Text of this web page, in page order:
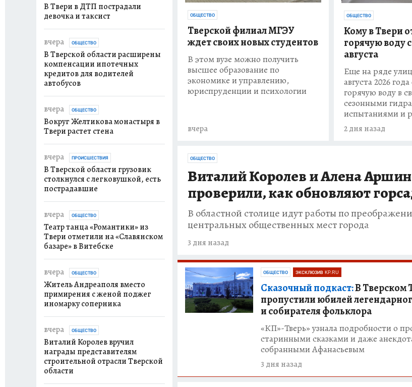
ОБЩЕСТВО
Тверской филиал МГЭУ
ждет своих новых студентов
В этом вузе можно получить
высшее образование по
экономике и управлению,
юриспруденции и психологии
вчера
ОБЩЕСТВО
Кому в Твери
горячую воду с
августа
Еще на ряде
августа 2026
горячую воду в
сезонными
испытаниями и
2 дня назад
ОБЩЕСТВО
Виталий Королев и Алена
проверили, как обновляют
В областной столице идут работы по
центральных общественных мест города
3 дня назад
ОБЩЕСТВО ЭКСКЛЮЗИВ KP.RU
Сказочный подкаст:В Тверском
пропустили юбилей
и собирателя фольклора
«КП»-Тверь» узнала подробности о
старинными сказками и даже
собранными Афанасьевым
3 дня назад
В Твери в ДТП пострадали
девочка и таксист
вчера ОБЩЕСТВО
В Тверской области расширены
компенсации ипотечных
кредитов для водителей
автобусов
вчера ОБЩЕСТВО
Вокруг Желтикова монастыря в
Твери растет стена
вчера ПРОИСШЕСТВИЯ
В Тверской области грузовик
столкнулся с легковушкой, есть
пострадавшие
вчера ОБЩЕСТВО
Театр танца «Романтики» из
Твери отметили на «Славянском
базаре» в Витебске
вчера ОБЩЕСТВО
Житель Андреаполя вместо
примирения с женой поджег
иномарку соперника
вчера ОБЩЕСТВО
Виталий Королев вручил
награды представителям
строительной отрасли Тверской
области